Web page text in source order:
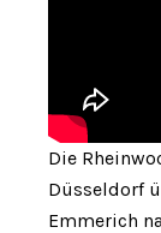
Die
Düsseldorf
Emmerich